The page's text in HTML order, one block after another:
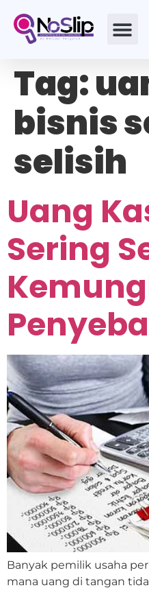
Tag:
bisnis
selisih
Uang
Sering
Banyak pemilik usaha
mana uang di tangan